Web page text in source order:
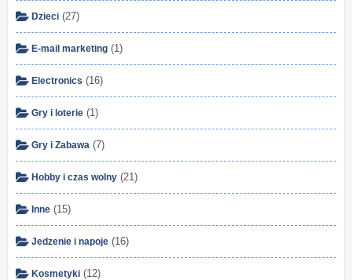
Dzieci (27)
E-mail marketing (1)
Electronics (16)
Gry i loterie (1)
Gry i Zabawa (7)
Hobby i czas wolny (21)
Inne (15)
Jedzenie i napoje (16)
Kosmetyki (12)